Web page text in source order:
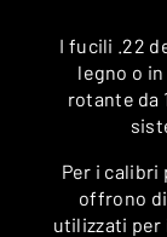
I fucili .22
legno o
rotante da
Per i calibri
offrono
utilizzati per